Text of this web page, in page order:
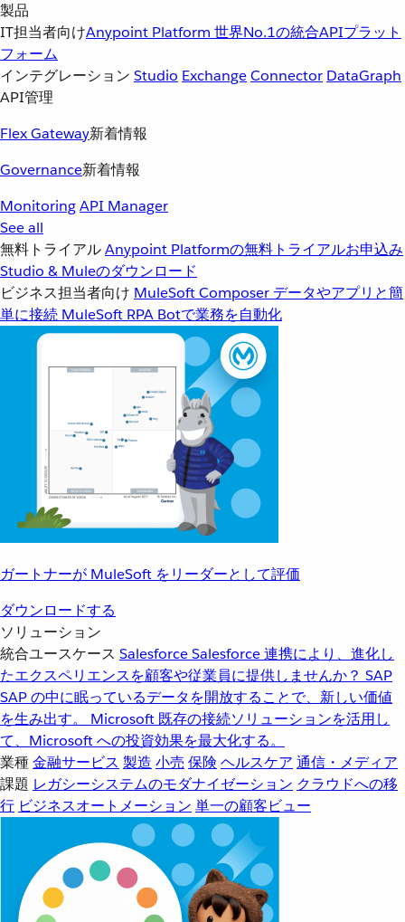
製品
IT担当者向けAnypoint Platform 世界No.1の統合APIプラット
フォーム
インテグレーション Studio ExchangeConnector DataGraph
API管理
Flex Gateway新着情報
Governance新着情報
MonitoringAPI Manager
See all
無料トライアルAnypoint Platformの無料トライアルお申込み
Studio & Muleのダウンロード
ビジネス担当者向け MuleSoft Composer データやアプリと簡
単に接続 MuleSoft RPA Botで業務を自動化
ガートナーが MuleSoft をリーダーとして評価
ダウンロードする
ソリューション
統合ユースケース SalesforceSalesforce 連携により、進化し
たエクスペリエンスを顧客や従業員に提供しませんか？ SAP
SAP の中に眠っているデータを開放することで、新しい価値
を生み出す。
Microsoft 既存の接続ソリューションを活用し
て、Microsoft への投資効果を最大化する。
業種金融サービス 製造 小売 保険 ヘルスケア 通信・メディア
課題 レガシーシステムのモダナイゼーション クラウドへの移
行 ビジネスオートメーション 単一の顧客ビュー